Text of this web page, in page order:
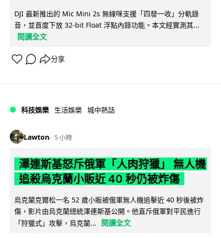
DJI 最新推出的 Mic Mini 2s 無線咪支援「四發一收」分軌錄
音，並首度下放 32-bit Float 浮點內錄功能。本文經實測其...
閱讀全文
分享
科技娛樂 生活娛樂 城中熱話
Lawton 5 小時
澤連斯基怒斥俄軍「人肉狩獵」 無人機
追殺烏克蘭小販近 40 秒仍被炸傷
烏克蘭克爾松一名 52 歲小販被俄軍無人機追擊近 40 秒後被炸
傷，影片由烏克蘭總統澤連斯基公開。他直斥俄軍對平民進行
「狩獵式」攻擊，烏克蘭...
閱讀全文